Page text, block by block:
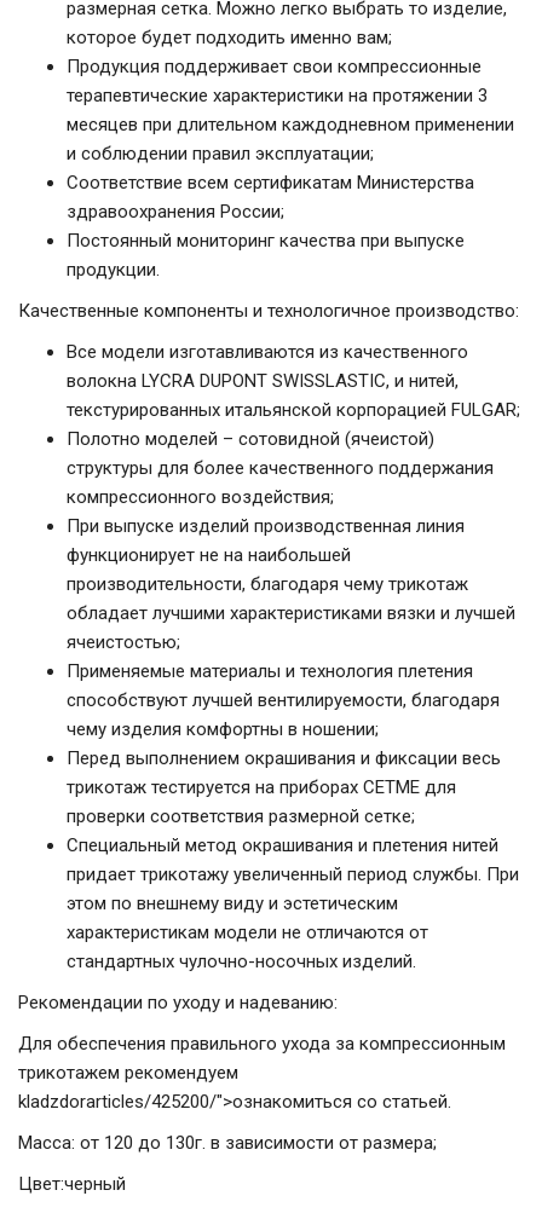
размерная сетка. Можно легко выбрать то изделие,
которое будет подходить именно вам;
Продукция поддерживает свои компрессионные
терапевтические характеристики на протяжении 3
месяцев при длительном каждодневном применении
и соблюдении правил эксплуатации;
Соответствие всем сертификатам Министерства
здравоохранения России;
Постоянный мониторинг качества при выпуске
продукции.
Качественные компоненты и технологичное производство:
Все модели изготавливаются из качественного
волокна LYCRA DUPONT SWISSLASTIC, и нитей,
текстурированных итальянской корпорацией FULGAR;
Полотно моделей – сотовидной (ячеистой)
структуры для более качественного поддержания
компрессионного воздействия;
При выпуске изделий производственная линия
функционирует не на наибольшей
производительности, благодаря чему трикотаж
обладает лучшими характеристиками вязки и лучшей
ячеистостью;
Применяемые материалы и технология плетения
способствуют лучшей вентилируемости, благодаря
чему изделия комфортны в ношении;
Перед выполнением окрашивания и фиксации весь
трикотаж тестируется на приборах CETME для
проверки соответствия размерной сетке;
Специальный метод окрашивания и плетения нитей
придает трикотажу увеличенный период службы. При
этом по внешнему виду и эстетическим
характеристикам модели не отличаются от
стандартных чулочно-носочных изделий.
Рекомендации по уходу и надеванию:
Для обеспечения правильного ухода за компрессионным
трикотажем рекомендуем
kladzdorarticles/425200/">ознакомиться со статьей.
Масса: от 120 до 130г. в зависимости от размера;
Цвет:черный